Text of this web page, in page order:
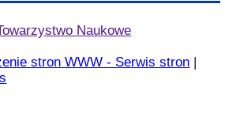
Naukowe
stron WWW - Serwis stron